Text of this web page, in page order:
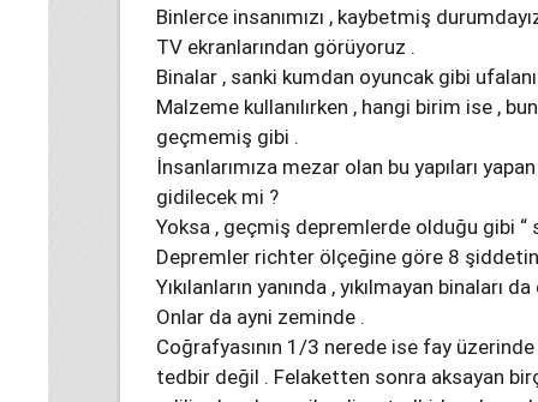
Binlerce insanımızı , kaybetmiş
TV ekranlarından görüyoruz .
Binalar , sanki kumdan oyuncak gibi
Malzeme kullanılırken , hangi birim ise ,
geçmemiş gibi .
İnsanlarımıza mezar olan bu yapıları
gidilecek mi ?
Yoksa , geçmiş depremlerde olduğu gibi “
Depremler richter ölçeğine göre 8
Yıkılanların yanında , yıkılmayan binaları
Onlar da ayni zeminde .
Coğrafyasının 1/3 nerede ise fay
tedbir değil . Felaketten sonra aksayan